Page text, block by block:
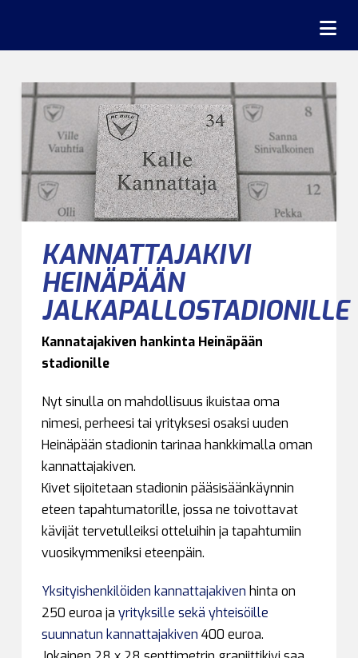
KANNATTAJAKIVI
HEINÄPÄÄN
JALKAPALLOSTADIONILLE
Kannatajakiven hankinta Heinäpään
stadionille
Nyt sinulla on mahdollisuus ikuistaa oma
nimesi, perheesi tai yrityksesi osaksi uuden
Heinäpään stadionin tarinaa hankkimalla oman
kannattajakiven.
Kivet sijoitetaan stadionin pääsisäänkäynnin
eteen tapahtumatorille, jossa ne toivottavat
kävijät tervetulleiksi otteluihin ja tapahtumiin
vuosikymmeniksi eteenpäin.
Yksityishenkilöiden kannattajakiven hinta on
250 euroa ja yrityksille sekä yhteisöille
suunnatun kannattajakiven 400 euroa.